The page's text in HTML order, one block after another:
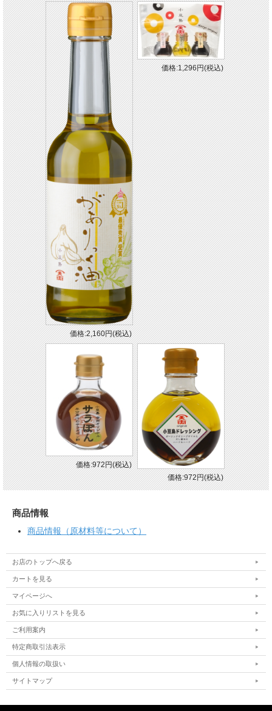
価格:2,160円(税込)
価格:1,296円(税込)
価格:972円(税込)
価格:972円(税込)
商品情報
商品情報（原材料等について）
お店のトップへ戻る
カートを見る
マイページへ
お気に入りリストを見る
ご利用案内
特定商取引法表示
個人情報の取扱い
サイトマップ